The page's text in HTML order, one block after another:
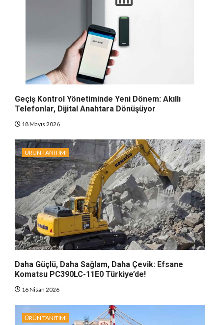
Geçiş Kontrol Yönetiminde Yeni Dönem: Akıllı
Telefonlar, Dijital Anahtara Dönüşüyor
18 Mayıs 2026
ÜRÜN TANITIMI
Daha Güçlü, Daha Sağlam, Daha Çevik: Efsane
Komatsu PC390LC-11E0 Türkiye’de!
16 Nisan 2026
ÜRÜN TANITIMI